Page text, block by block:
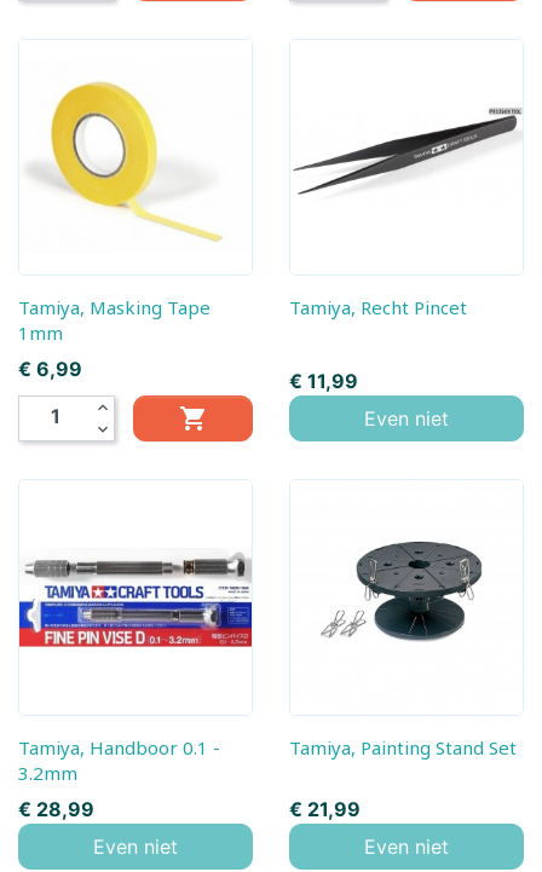
Tamiya, Masking Tape
1mm
Prijs
€ 6,99
expand_less
expand_more

Tamiya, Recht Pincet
Prijs
€ 11,99
Even niet
Tamiya, Handboor 0.1 -
3.2mm
Prijs
€ 28,99
Even niet
Tamiya, Painting Stand Set
Prijs
€ 21,99
Even niet